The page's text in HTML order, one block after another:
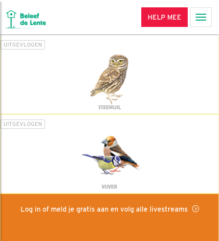
HELP MEE
UITGEVLOGEN
STEENUIL
UITGEVLOGEN
VIJVER
Log in of meld je gratis aan en volg alle livestreams